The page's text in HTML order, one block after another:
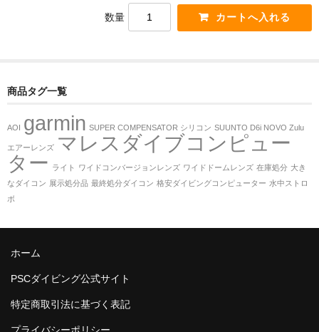
数量
商品タグ一覧
AOI garmin SUPER COMPENSATOR シリコン SUUNTO D6i NOVO Zulu
エアーレンズ マレスダイブコンピュー
ター ライト ワイドコンバージョンレンズ ワイドドームレンズ 在庫処分 大き
なダイコン 展示処分品 最終処分ダイコン 格安ダイビングコンピューター 水中ストロ
ボ
ホーム
PSCダイビング公式サイト
特定商取引法に基づく表記